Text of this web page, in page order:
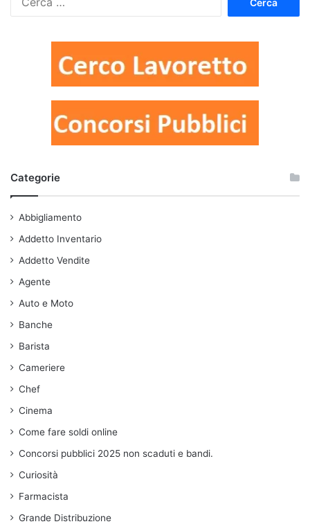
Categorie
Abbigliamento
Addetto Inventario
Addetto Vendite
Agente
Auto e Moto
Banche
Barista
Cameriere
Chef
Cinema
Come fare soldi online
Concorsi pubblici 2025 non scaduti e bandi.
Curiosità
Farmacista
Grande Distribuzione